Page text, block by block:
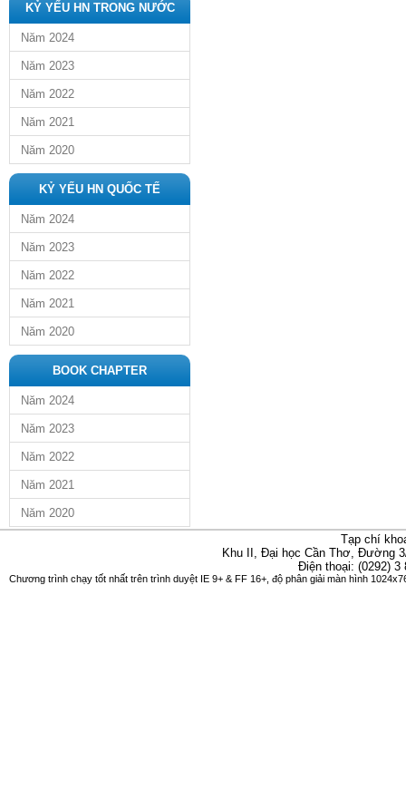
KỶ YẾU HN TRONG NƯỚC
Năm 2024
Năm 2023
Năm 2022
Năm 2021
Năm 2020
KỶ YẾU HN QUỐC TẾ
Năm 2024
Năm 2023
Năm 2022
Năm 2021
Năm 2020
BOOK CHAPTER
Năm 2024
Năm 2023
Năm 2022
Năm 2021
Năm 2020
Tạp chí
Khu II, Đại học Cần Thơ, Đường
Điện thoại: (0292)
Chương trình chạy tốt nhất trên trình duyệt IE 9+ & FF 16+, độ phân giải màn hình